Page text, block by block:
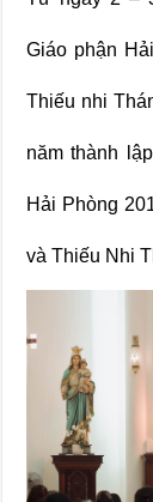
Giáo phận
Thiếu nhi
năm thành
Hải Phòng
và Thiếu Nhi